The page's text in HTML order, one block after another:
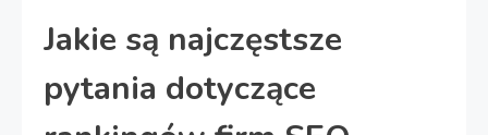
Jakie są najczęstsze
pytania dotyczące